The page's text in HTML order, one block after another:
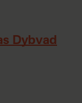
Dybvad